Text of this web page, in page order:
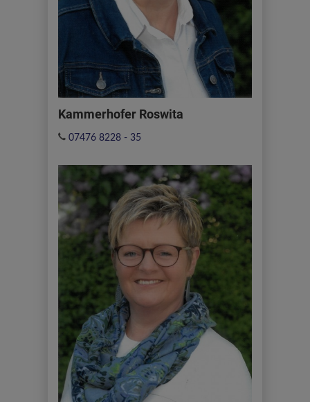
Kammerhofer Roswita
07476 8228 - 35